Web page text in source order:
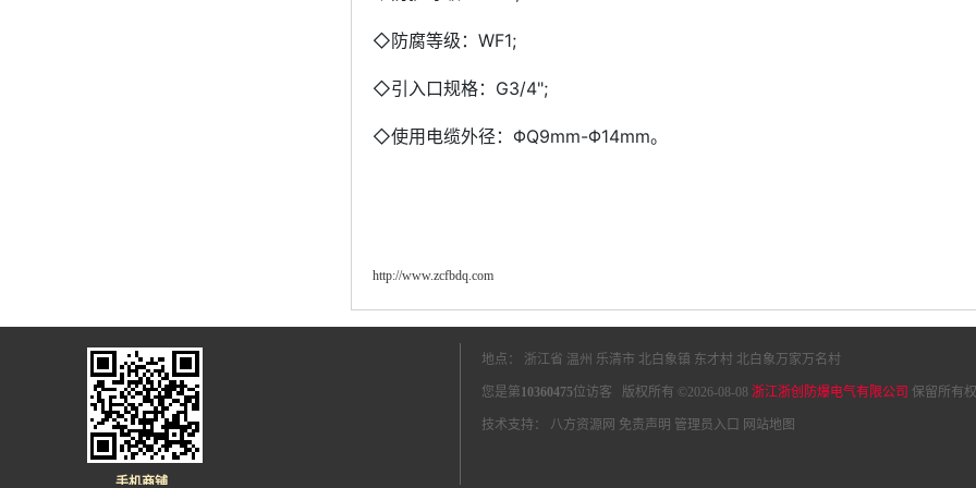
◇防腐等级：WF1;
◇引入口规格：G3/4";
◇使用电缆外径：ΦQ9mm-Φ14mm。
http://www.zcfbdq.com
手机商铺
地点： 浙江省 温州 乐清市 北白象镇 东才村 北白象万家万名村
您是第10360475位访客 版权所有 ©2026-08-08 浙江浙创防爆电气有限公司 保留所有
技术支持： 八方资源网 免责声明 管理员入口 网站地图